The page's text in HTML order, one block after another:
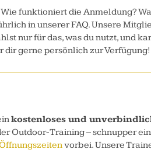
Wie funktioniert die Anmeldung?
in unserer FAQ. Unsere
nur für das, was du nutzt, und
dir gerne persönlich zur Verfügung!
kostenloses und
Outdoor-Training – schnupper
vorbei. Unsere